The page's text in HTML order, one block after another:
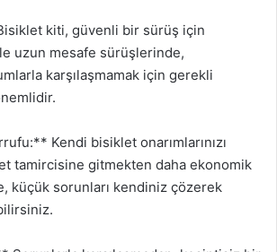
kiti, güvenli bir sürüş için
uzun mesafe sürüşlerinde,
karşılaşmamak için gerekli
Kendi bisiklet onarımlarınızı
tamircisine gitmekten daha ekonomik
küçük sorunları kendiniz çözerek